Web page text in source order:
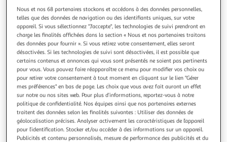
Illustration
précédente
Illustration
suivante
AMERICAN PEOPLE
Polo Homme American People 103
Craquez pour le polo de la marque American People !-
Coloris : Marine- Col polo- Manches courtes- Broderie sur
la poitrine- Composition : 100% polyester recyclé
En savoir +
Nous et nos 68 partenaires stockons et accédons à des données personnelles,
telles que des données de navigation ou des identifiants uniques, sur votre
appareil. Si vous sélectionnez "J'accepte", les technologies de suivi prendront en
charge les finalités affichées dans la section « Nous et nos partenaires traitons
des données pour fournir ». Si vous retirez votre consentement, elles seront
désactivées. Si les technologies de suivi sont désactivées, il est possible que
certains contenus et annonces qui vous sont présentés ne soient pas pertinents
pour vous. Vous pouvez faire réapparaître ce menu pour modifier vos choix ou
pour retirer votre consentement à tout moment en cliquant sur le lien "Gérer
mes préférences" en bas de page. Les choix que vous avez fait auront un effet
sur notre ou nos sites web. Pour plus d’informations, reportez-vous à notre
politique de confidentialité. Nos équipes ainsi que nos partenaires externes
traitent des données selon les finalités suivantes : Utiliser des données de
géolocalisation précises. Analyser activement les caractéristiques de l’appareil
pour l’identification. Stocker et/ou accéder à des informations sur un appareil.
Publicités et contenu personnalisés, mesure de performance des publicités et du